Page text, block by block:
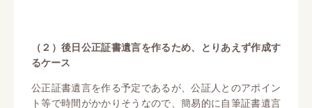
（２）後日公正証書遺言を作るため、とりあえず作成す
るケース
公正証書遺言を作る予定であるが、公証人とのアポイン
ト等で時間がかかりそうなので、簡易的に自筆証書遺言